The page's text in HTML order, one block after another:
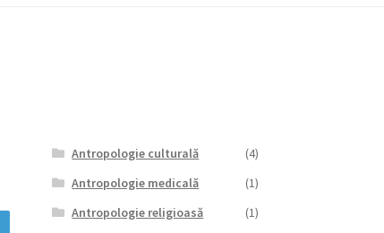
Antropologie culturală
(4)
Antropologie medicală
(1)
Antropologie religioasă
(1)